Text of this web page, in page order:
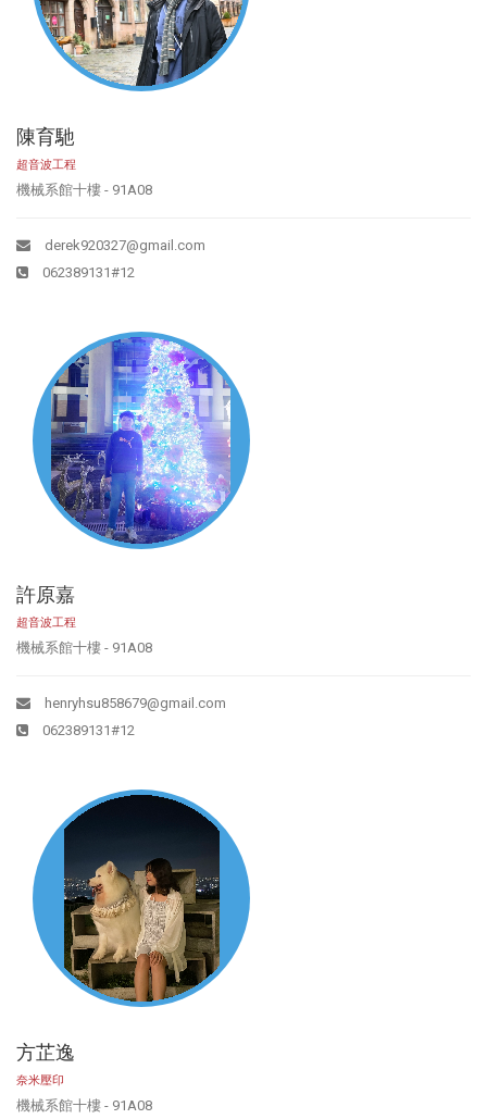
陳育馳
超音波工程
機械系館十樓 - 91A08
derek920327@gmail.com
062389131#12
許原嘉
超音波工程
機械系館十樓 - 91A08
henryhsu858679@gmail.com
062389131#12
方芷逸
奈米壓印
機械系館十樓 - 91A08